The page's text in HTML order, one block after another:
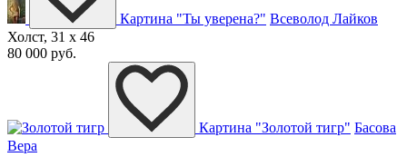
Картина "Ты уверена?" Всеволод Лайков
Холст, 31 x 46
80 000 руб.
Картина "Золотой тигр" Басова
Вера